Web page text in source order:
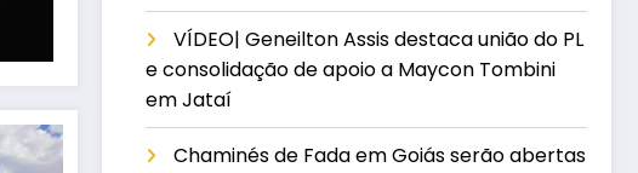
VÍDEO| Geneilton Assis destaca união do PL
e consolidação de apoio a Maycon Tombini
em Jataí
Chaminés de Fada em Goiás serão abertas